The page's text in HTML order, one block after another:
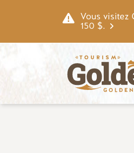
Vous visitez
150 $.